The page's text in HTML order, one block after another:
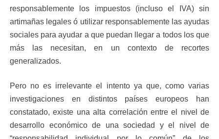
responsablemente los impuestos (incluso el IVA) sin
artimañas legales ó utilizar responsablemente las ayudas
sociales para ayudar a que puedan llegar a todos los que
más las necesitan, en un contexto de recortes
generalizados.
Pero no es irrelevante el intento ya que, como varias
investigaciones en distintos países europeos han
constatado, existe una alta correlación entre el nivel de
desarrollo económico de una sociedad y el nivel de